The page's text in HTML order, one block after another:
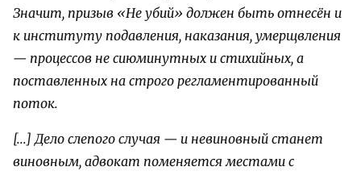
Значит, призыв «Не убий» должен быть отнесён и
к институту подавления, наказания, умерщвления
— процессов не сиюминутных и стихийных, а
поставленных на строго регламентированный
поток.
[...] Дело слепого случая — и невиновный станет
виновным, адвокат поменяется местами с